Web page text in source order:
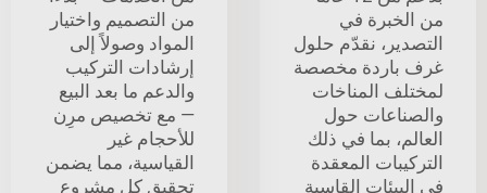
في
نقدّم حلول
مخصصة
المناخات
حول
بما في ذلك
المعقدة
القاسية
من التصميم واختيار
المواد وصولاً إلى
إرشادات التركيب
والدعم ما بعد البيع
— مع تخصيص مرِن
للأحجام غير
القياسية، مما يضمن
تحقيق كل مشروع